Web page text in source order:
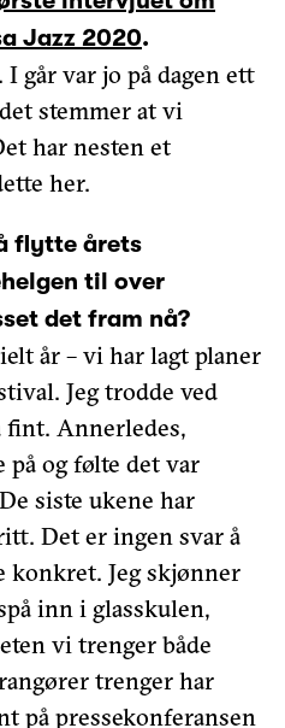
Jazz 2020.
går var jo på dagen ett
stemmer at vi
har nesten et
her.
flytte årets
til over
det fram nå?
år – vi har lagt planer
Jeg trodde ved
fint. Annerledes,
på og følte det var
siste ukene har
Det er ingen svar å
konkret. Jeg skjønner
inn i glasskulen,
vi trenger både
trenger har
på pressekonferansen